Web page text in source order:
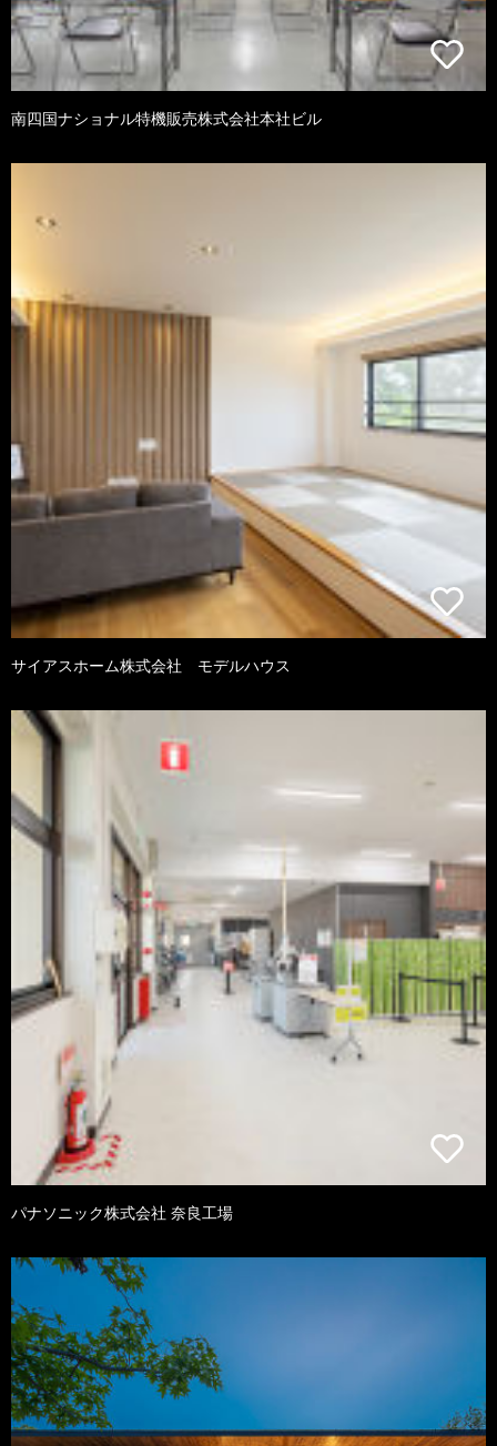
南四国ナショナル特機販売株式会社本社ビル
サイアスホーム株式会社 モデルハウス
パナソニック株式会社 奈良工場